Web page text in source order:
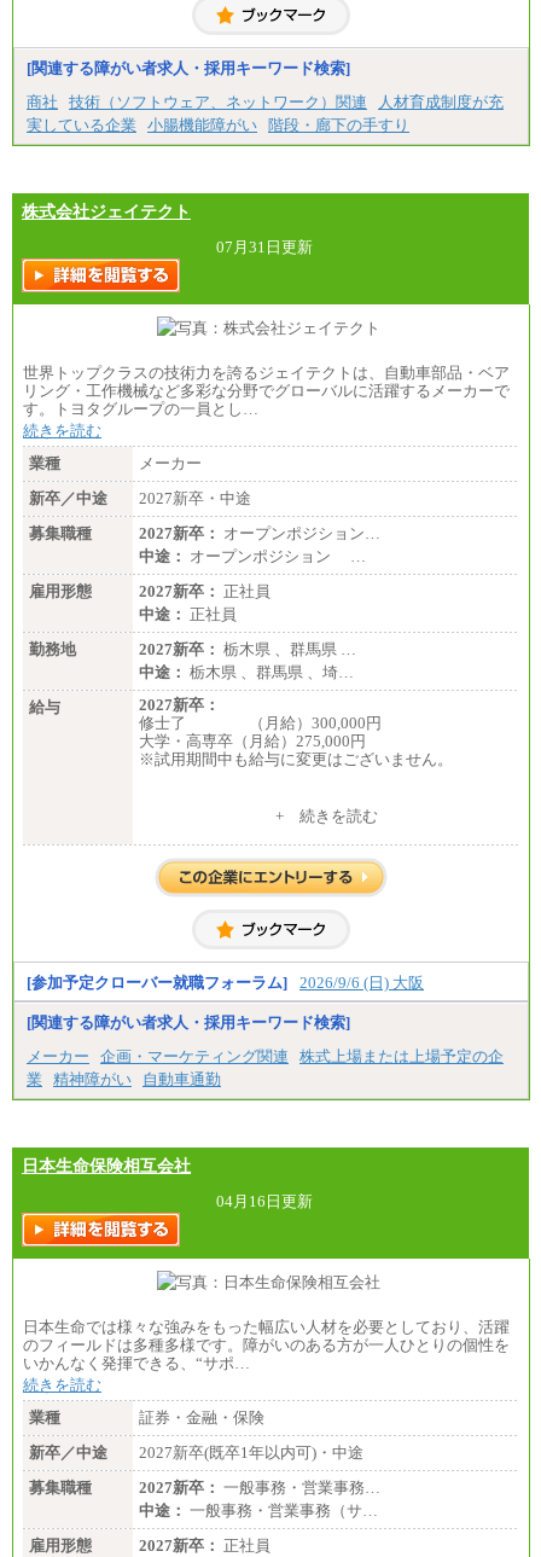
■(株)JTBコミュニケーションデザイン
総合職 月給230,000円
みなし残業手当：20,000円（一律支給）※みなし
残業手当の残業時間は10.43時間。
間に応じて、時間外手当等を支給。
エリアサポート職 月給188,000円
■（株）JTBグローバルマーケティング＆トラベル
訪日事業職 月給202,000～227,000円＋地域間調整
給
※詳細はJTBキャリアサイトよりご確認ください。
■(株)JTBビジネストランスフォーム
総合職 月給205,000～225,000円＋地域間調整給
※詳細はJTBキャリアサイトよりご確認ください。
■(株)JTBデータサービス ※2027年新卒募集終了
※詳細はJTBキャリアサイトよりご確認ください。
■I&Jデジタルイノベーション(株)
総合職 月給224,500～242,600円＋地域手当
※詳細はJTBキャリアサイトよりご確認ください。
＜有期社員コース＞
■(株)JTBビジネストランスフォーム
有期契約職 月給185,000～195,000円
※詳細はJTBキャリアサイトよりご確認ください。
■(株)JTBパブリッシング ※2027年新卒募集終了
総合職 月給241,000円
中途：
①月給227,000円以上
②月給212,000円以上
③月給172,500円以上
④月給23万円～37万円
⑤月給20万円～25万円
⑦月給271,000円以上
⑧～⑮月給200,000円〜月給400,000円
⑯月給185,000円以上
⑰月給237,000円以上
⑱月給212,000円以上
⑲東京：月給202,000 円以上 、京都：月給193,000 円
⑳月給205,000円以上
㉒月給185,000 円以上
㉓月給224,500円以上
※全コース共通※ 能力・経験・勤務地などにより
異なります
※試用期間中も給与に変更はございません。
[関連する障がい者求人・採用キーワード検索]
商社
技術（ソフトウェア、ネットワーク）関連
人材育成制度が充
実している企業
小腸機能障がい 階段・廊下の手すり
株式会社ジェイテクト
07月31日更新
世界トップクラスの技術力を誇るジェイテクトは、自動車部品・ベア
リング・工作機械など多彩な分野でグローバルに活躍するメーカーで
す。トヨタグループの一員とし…
続きを読む
業種
メーカー
新卒／中途
2027新卒・中途
募集職種
2027新卒： オープンポジション…
中途： オープンポジション …
雇用形態
2027新卒： 正社員
中途： 正社員
勤務地
2027新卒： 栃木県 、群馬県 …
中途： 栃木県 、群馬県 、埼…
給与
2027新卒：
修士了 （月給）300,000円
大学・高専卒（月給）275,000円
※試用期間中も給与に変更はございません。
大学・高専卒（月給）275,000円
※試用期間中も給与に変更はございません。
+ 続きを読む
[参加予定クローバー就職フォーラム] 2026/9/6 (日) 大阪
[関連する障がい者求人・採用キーワード検索]
メーカー
企画・マーケティング関連
株式上場または上場予定の企
業
精神障がい 自動車通勤
日本生命保険相互会社
04月16日更新
日本生命では様々な強みをもった幅広い人材を必要としており、活躍
のフィールドは多種多様です。障がいのある方が一人ひとりの個性を
いかんなく発揮できる、“サポ…
続きを読む
業種
証券・金融・保険
新卒／中途
2027新卒(既卒1年以内可)・中途
募集職種
2027新卒： 一般事務・営業事務…
中途： 一般事務・営業事務（サ…
雇用形態
2027新卒： 正社員